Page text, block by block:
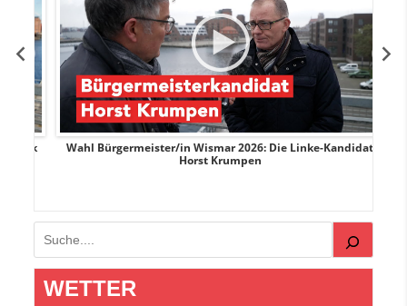
Wahl Bürgermeister/in Wismar 2026: Die Linke-Kandidat
Horst Krumpen
Suchen
WETTER